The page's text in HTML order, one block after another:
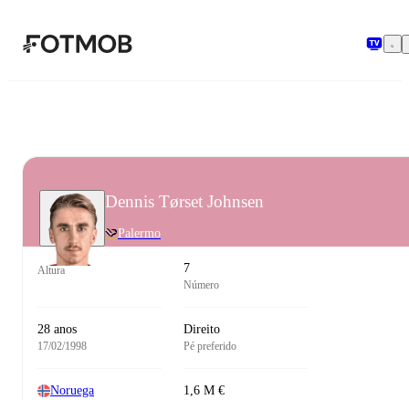
Dennis Tørset Johnsen
Palermo
Altura 7
Número
28 anos
17/02/1998
Direito
Pé preferido
Noruega 1,6 M €